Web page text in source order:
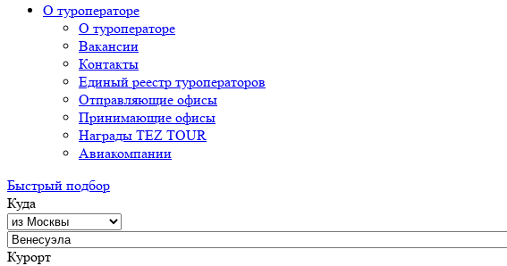
О туроператоре
О туроператоре
Вакансии
Контакты
Единый реестр туроператоров
Отправляющие офисы
Принимающие офисы
Награды TEZ TOUR
Авиакомпании
Быстрый подбор
Куда
Курорт